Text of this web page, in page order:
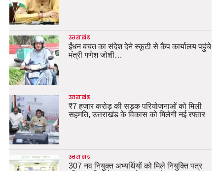
उत्तराखंड
ईंधन बचत का संदेश देने स्कूटी से कैंप कार्यालय पहुंचे
मंत्री गणेश जोशी…
उत्तराखंड
₹7 हजार करोड़ की सड़क परियोजनाओं को मिली
सहमति, उत्तराखंड के विकास को मिलेगी नई रफ्तार
उत्तराखंड
307 नव नियुक्त अभ्यर्थियों को मिले नियुक्ति पत्र